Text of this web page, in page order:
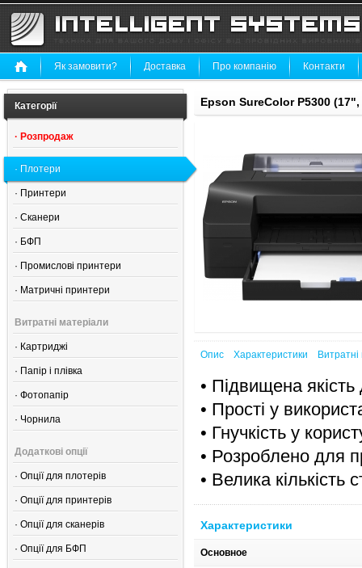
Як замовити? Доставка Про компанію Контакти
Категорії
· Розпродаж
· Плотери
· Принтери
· Сканери
· БФП
· Промислові принтери
· Матричні принтери
Витратні матеріали
· Картриджі
· Папір і плівка
· Фотопапір
· Чорнила
Додаткові опції
· Опції для плотерів
· Опції для принтерів
· Опції для сканерів
· Опції для БФП
Epson SureColor P5300 (17",
Опис Характеристики
• Підвищена якість
• Прості у
• Гнучкість у
• Розроблено для
• Велика кількість
Характеристики
Основное